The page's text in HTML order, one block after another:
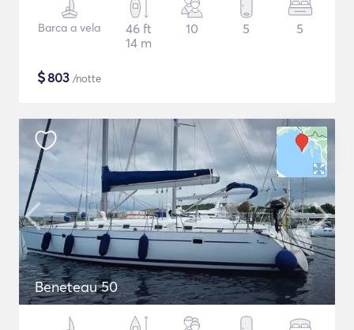
Barca a vela
46 ft
14 m
10 5 5
$803 /notte
Beneteau 50